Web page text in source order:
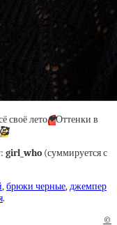
своё лето❤Оттенки в
🥰
girl_who (суммируется с
,брюки черные,джемпер
.
©